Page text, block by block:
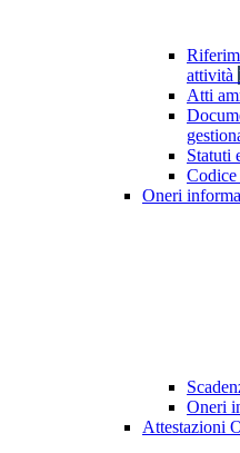
attività
Atti
Statuti
Codice
Oneri
Oneri
Attestazioni